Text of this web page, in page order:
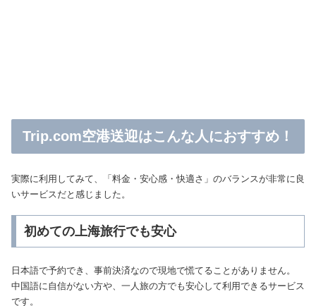
Trip.com空港送迎はこんな人におすすめ！
実際に利用してみて、「料金・安心感・快適さ」のバランスが非常に良
いサービスだと感じました。
初めての上海旅行でも安心
日本語で予約でき、事前決済なので現地で慌てることがありません。
中国語に自信がない方や、一人旅の方でも安心して利用できるサービス
です。